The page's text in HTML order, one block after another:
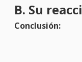
B. Su
Conclusión: